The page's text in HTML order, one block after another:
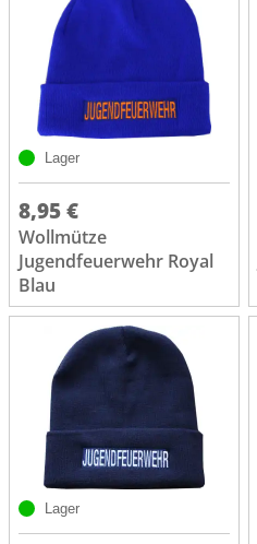
Lager
8,95 €
Wollmütze
Jugendfeuerwehr Royal
Blau
Lager